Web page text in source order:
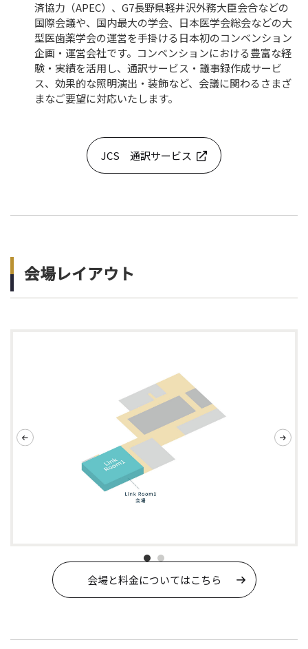
済協力（APEC）、G7長野県軽井沢外務大臣会合などの
国際会議や、国内最大の学会、日本医学会総会などの大
型医歯薬学会の運営を手掛ける日本初のコンベンション
企画・運営会社です。コンベンションにおける豊富な経
験・実績を活用し、通訳サービス・議事録作成サービ
ス、効果的な照明演出・装飾など、会議に関わるさまざ
まなご要望に対応いたします。
JCS 通訳サービス
会場レイアウト
会場と料⾦についてはこちら